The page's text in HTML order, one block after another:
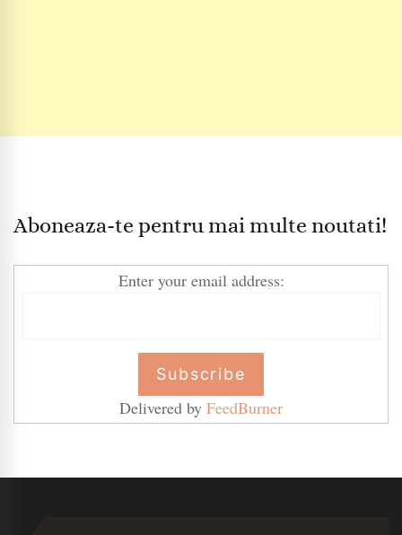
Aboneaza-te pentru mai multe noutati!
Enter your email address:
Delivered by FeedBurner